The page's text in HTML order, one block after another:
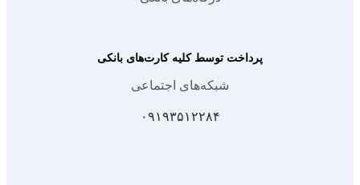
پرداخت توسط کلیه کارت‌های بانکی
شبکه‌های اجتماعی
۰۹۱۹۳۵۱۲۲۸۴